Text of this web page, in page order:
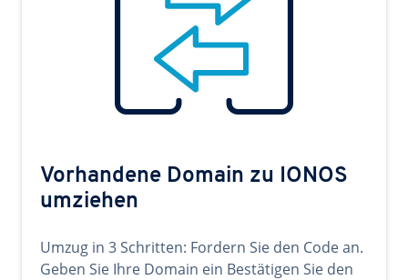
Vorhandene Domain zu IONOS
umziehen
Umzug in 3 Schritten: Fordern Sie den Code an.
Geben Sie Ihre Domain ein Bestätigen Sie den